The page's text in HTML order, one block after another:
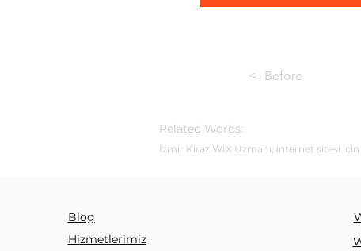
<- Before
Related Words:
İzmir Kiraz WİX Uzmanı; internet sitesi
Blog
Hizmetlerimiz